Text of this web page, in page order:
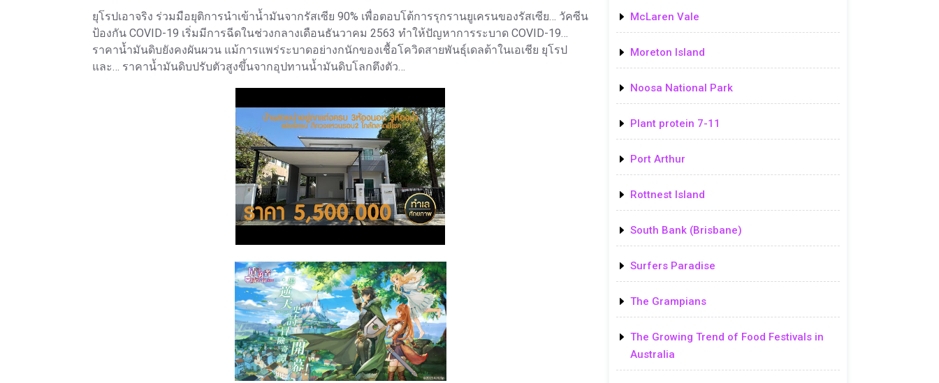
ยุโรปเอาจริง ร่วมมือยุติการนำเข้าน้ำมันจากรัสเซีย 90% เพื่อตอบโต้การรุกรานยูเครนของรัสเซีย… วัคซีน
ป้องกัน COVID-19 เริ่มมีการฉีดในช่วงกลางเดือนธันวาคม 2563 ทำให้ปัญหาการระบาด COVID-19…
ราคาน้ำมันดิบยังคงผันผวน แม้การแพร่ระบาดอย่างกนักของเชื้อโควิดสายพันธุ์เดลต้าในเอเชีย ยุโรป
และ… ราคาน้ำมันดิบปรับตัวสูงขึ้นจากอุปทานน้ำมันดิบโลกตึงตัว…
McLaren Vale
Moreton Island
Noosa National Park
Plant protein 7-11
Port Arthur
Rottnest Island
South Bank (Brisbane)
Surfers Paradise
The Grampians
The Growing Trend of Food Festivals in
Australia